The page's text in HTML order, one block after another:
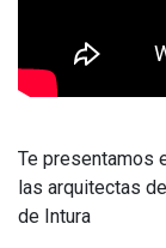
Te presentamos
las arquitectas
de Intura